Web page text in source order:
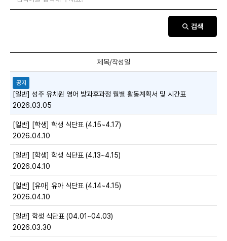
검색
공지
[일반] 성주 유치원 영어 방과후과정 월별 활동계획서 및 시간표
2026.03.05
[일반] [학생] 학생 식단표 (4.15~4.17)
2026.04.10
[일반] [학생] 학생 식단표 (4.13~4.15)
2026.04.10
[일반] [유아] 유아 식단표 (4.14~4.15)
2026.04.10
[일반] 학생 식단표 (04.01~04.03)
2026.03.30